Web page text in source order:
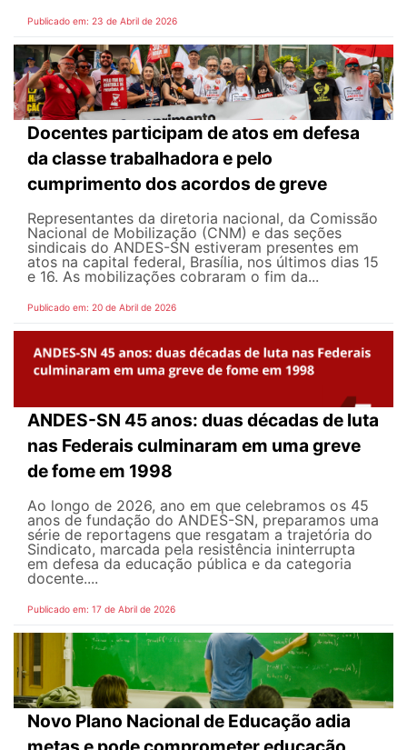
Publicado em: 23 de Abril de 2026
Docentes participam de atos em defesa
da classe trabalhadora e pelo
cumprimento dos acordos de greve
Representantes da diretoria nacional, da Comissão
Nacional de Mobilização (CNM) e das seções
sindicais do ANDES-SN estiveram presentes em
atos na capital federal, Brasília, nos últimos dias 15
e 16. As mobilizações cobraram o fim da...
Publicado em: 20 de Abril de 2026
ANDES-SN 45 anos: duas décadas de luta
nas Federais culminaram em uma greve
de fome em 1998
Ao longo de 2026, ano em que celebramos os 45
anos de fundação do ANDES-SN, preparamos uma
série de reportagens que resgatam a trajetória do
Sindicato, marcada pela resistência ininterrupta
em defesa da educação pública e da categoria
docente....
Publicado em: 17 de Abril de 2026
Novo Plano Nacional de Educação adia